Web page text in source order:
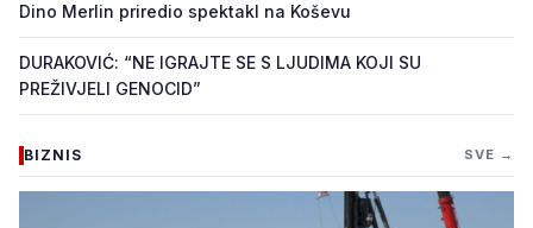
Dino Merlin priredio spektakl na Koševu
DURAKOVIĆ: “NE IGRAJTE SE S LJUDIMA KOJI SU
PREŽIVJELI GENOCID”
BIZNIS SVE →